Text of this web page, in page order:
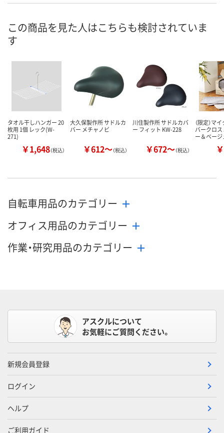
販売停止中です
販売停止中
この商品を見た人はこちらも検討されていま
す
タオル干しハンガー 20
枚用 1個 レック(W-
271)
￥1,648（税込）
大久保製作所 サドルカ
バー メチャノビ
￥612～（税込）
川住製作所 サドルカバ
ー フィット KW-228
￥672～（税込）
（限定）マ
バークロ
ー＆ベー
自転車用品のカテゴリー
オフィス用品のカテゴリー
作業・研究用品のカテゴリー
アスクルについて
お気軽にご質問ください。
新規会員登録
ログイン
ヘルプ
ご利用ガイド